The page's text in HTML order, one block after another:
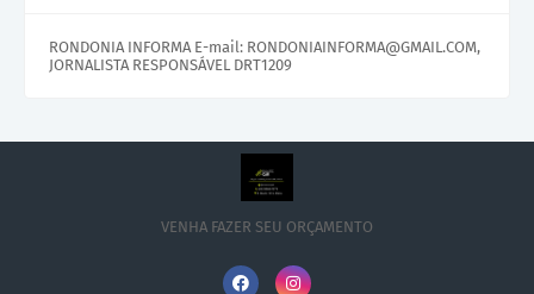
RONDONIA INFORMA E-mail: RONDONIAINFORMA@GMAIL.COM,
JORNALISTA RESPONSÁVEL DRT1209
VENHA FAZER SEU ORÇAMENTO